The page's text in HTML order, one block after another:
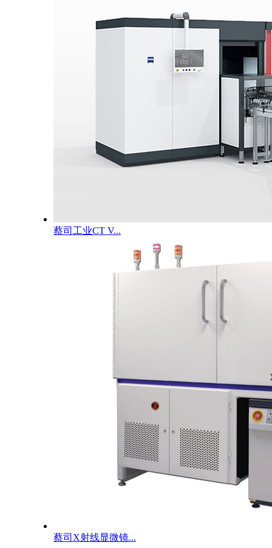
蔡司工业CT V...
蔡司X射线显微镜...